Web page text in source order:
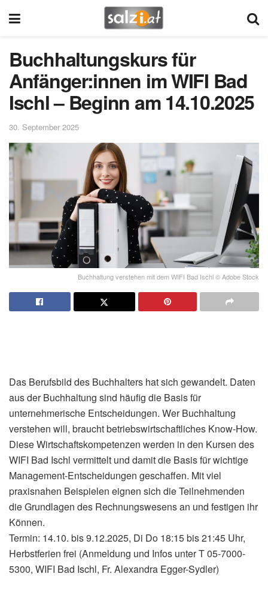
Buchhaltungskurs für
Anfänger:innen im WIFI Bad
Ischl – Beginn am 14.10.2025
30. September 2025
Buchhaltung verstehen mit dem WIFI Bad Ischl © Adobe Stock
Das Berufsbild des Buchhalters hat sich gewandelt. Daten
aus der Buchhaltung sind häufig die Basis für
unternehmerische Entscheidungen. Wer Buchhaltung
verstehen will, braucht betriebswirtschaftliches Know-How.
Diese Wirtschaftskompetenzen werden in den Kursen des
WIFI Bad Ischl vermittelt und damit die Basis für wichtige
Management-Entscheidungen geschaffen. Mit viel
praxisnahen Beispielen eignen sich die Teilnehmenden
die Grundlagen des Rechnungswesens an und festigen ihr
Können.
Termin: 14.10. bis 9.12.2025, Di Do 18:15 bis 21:45 Uhr,
Herbstferien frei (Anmeldung und Infos unter T 05-7000-
5300, WIFI Bad Ischl, Fr. Alexandra Egger-Sydler)